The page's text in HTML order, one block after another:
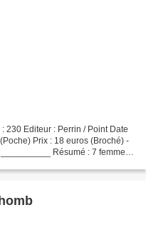
230 Editeur : Perrin / Point Date
Prix : 18 euros (Broché) -
Résumé : 7 femmes.